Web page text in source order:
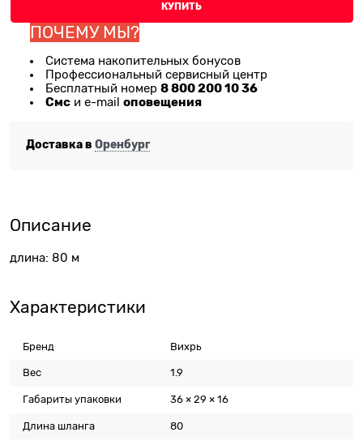
КУПИТЬ
ПОЧЕМУ МЫ?
Система накопительных бонусов
Профессиональный сервисный центр
Бесплатный номер 8 800 200 10 36
Смс и e-mail оповещения
Доставка в Оренбург
Описание
длина: 80 м
Характеристики
Бренд Вихрь
Вес 1.9
Габариты упаковки 36 × 29 × 16
Длина шланга 80